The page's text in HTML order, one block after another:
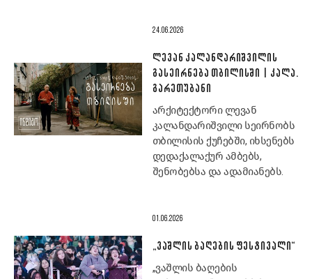
24.06.2026
ᲚᲔᲕᲐᲜ ᲙᲐᲚᲐᲜᲓᲐᲠᲘᲨᲕᲘᲚᲘᲡ
ᲒᲐᲡᲔᲘᲠᲜᲔᲑᲐ ᲗᲑᲘᲚᲘᲡᲨᲘ | ᲙᲐᲚᲐ.
ᲒᲐᲠᲔᲗᲣᲑᲐᲜᲘ
არქიტექტორი ლევან
კალანდარიშვილი სეირნობს
თბილისის ქუჩებში, იხსენებს
დედაქალაქურ ამბებს,
შენობებსა და ადამიანებს.
01.06.2026
„ᲕᲐᲨᲚᲘᲡ ᲑᲐᲦᲔᲑᲘᲡ ᲤᲔᲡᲢᲘᲕᲐᲚᲘ“
„ვაშლის ბაღების